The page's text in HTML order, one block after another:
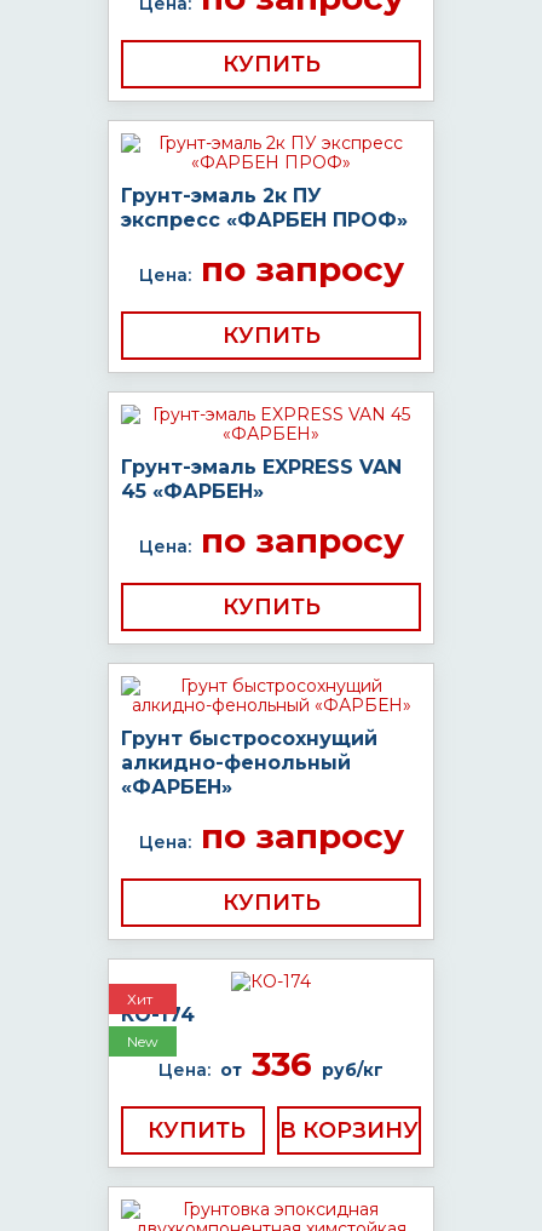
КУПИТЬ
Грунт-эмаль 2к ПУ
экспресс «ФАРБЕН ПРОФ»
Цена:по запросу
КУПИТЬ
Грунт-эмаль EXPRESS VAN
45 «ФАРБЕН»
Цена:по запросу
КУПИТЬ
Грунт быстросохнущий
алкидно-фенольный
«ФАРБЕН»
Цена:по запросу
КУПИТЬ
Хит
New
КО-174
Цена: от 336 руб/кг
КУПИТЬ